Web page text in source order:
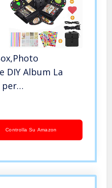
DIY Album La
per
Box Piccoli
Controlla Su Amazon